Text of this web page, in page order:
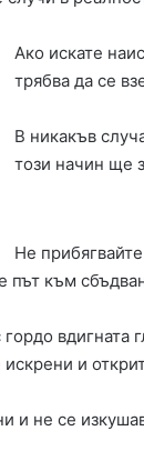
Ако искате
трябва да се
В никакъв
този начин ще
Не
път към
и
и не се